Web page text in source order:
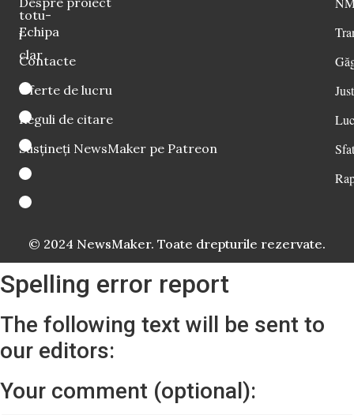
totu-
i
clar
Echipa
Contacte
Oferte de lucru
Reguli de citare
Susțineți NewsMaker pe Patreon
© 2024 NewsMaker. Toate drepturile rezervate.
Spelling error report
The following text will be sent to
our editors:
Your comment (optional):